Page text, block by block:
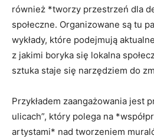
również *tworzy przestrzeń dla
społeczne. Organizowane‍ są tu
wykłady, które podejmują
z jakimi ⁤boryka się lokalna
sztuka staje się narzędziem do
Przykładem zaangażowania jest
ulicach”, który polega na
artystami* nad tworzeniem